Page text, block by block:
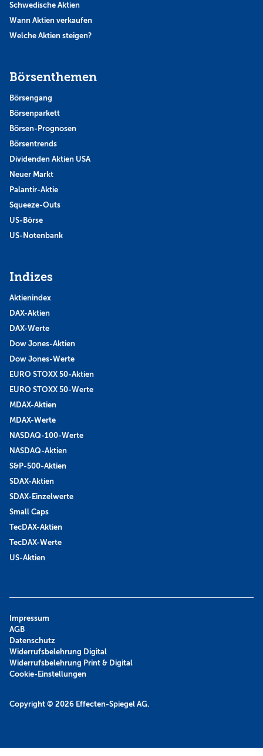
Schwedische Aktien
Wann Aktien verkaufen
Welche Aktien steigen?
Börsenthemen
Börsengang
Börsenparkett
Börsen-Prognosen
Börsentrends
Dividenden Aktien USA
Neuer Markt
Palantir-Aktie
Squeeze-Outs
US-Börse
US-Notenbank
Indizes
Aktienindex
DAX-Aktien
DAX-Werte
Dow Jones-Aktien
Dow Jones-Werte
EURO STOXX 50-Aktien
EURO STOXX 50-Werte
MDAX-Aktien
MDAX-Werte
NASDAQ-100-Werte
NASDAQ-Aktien
S&P-500-Aktien
SDAX-Aktien
SDAX-Einzelwerte
Small Caps
TecDAX-Aktien
TecDAX-Werte
US-Aktien
Copyright © 2026 Effecten-Spiegel AG.
Impressum
AGB
Datenschutz
Widerrufsbelehrung Digital
Widerrufsbelehrung Print & Digital
Cookie-Einstellungen